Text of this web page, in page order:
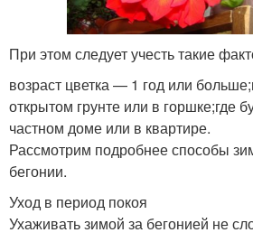
При этом следует учесть такие
возраст цветка — 1 год или
открытом грунте или в горшке;где
частном доме или в квартире.
Рассмотрим подробнее способы
бегонии.
Уход в период покоя
Ухаживать зимой за бегонией не